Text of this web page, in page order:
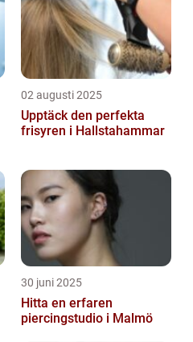
02 augusti 2025
Upptäck den perfekta
frisyren i Hallstahammar
30 juni 2025
Hitta en erfaren
piercingstudio i Malmö